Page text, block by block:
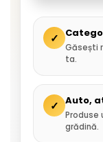
✓
Găsești
ta.
✓ Auto,
Produse
grădină.